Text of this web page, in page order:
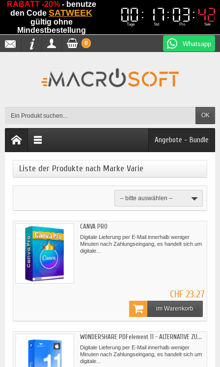
RABATT -20% - benutze
den Code SATWEEK
gültig ohne
Mindestbestellung
00
00
Tage
17
17
Std
03
03
Pro
42
42
Sek
Whatsapp
OK
0
Angebote - Bundle
Liste der Produkte nach Marke Varie
-- bitte auswählen --
CANVA PRO
Digitale Lieferung per E-Mail innerhalb weniger
Minuten nach Zahlungseingang, es handelt sich um
digitale...
CHF 23.27
im Warenkorb
WONDERSHARE PDFelement 11 - ALTERNATIVE ZU...
Digitale Lieferung per E-Mail innerhalb weniger
Minuten nach Zahlungseingang, es handelt sich um
digitale...